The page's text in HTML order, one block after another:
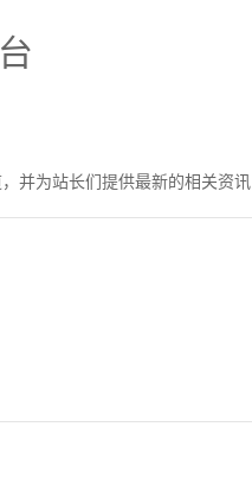
并为站长们提供最新的相关资讯